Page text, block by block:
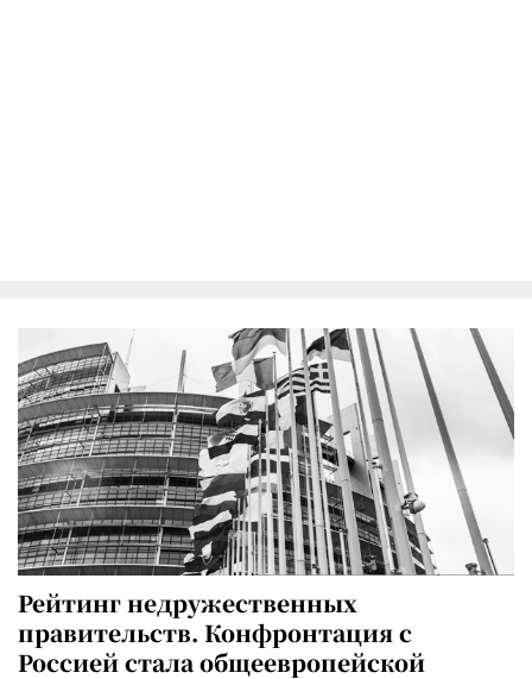
Рейтинг недружественных
правительств. Конфронтация с
Россией стала общеевропейской